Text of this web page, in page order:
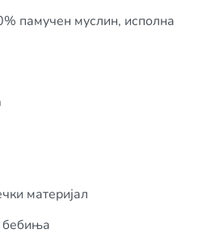
памучен муслин, исполна
материјал
бебиња